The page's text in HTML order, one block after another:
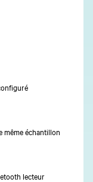
même échantillon
lecteur